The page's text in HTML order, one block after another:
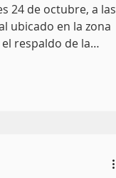
24 de octubre, a las
ubicado en la zona